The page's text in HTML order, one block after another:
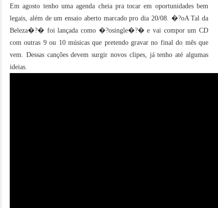
Em agosto tenho uma agenda cheia pra tocar em oportunidades bem
legais, além de um ensaio aberto marcado pro dia 20/08. �?oA Tal da
Beleza�?� foi lançada como �?osingle�?� e vai compor um CD
com outras 9 ou 10 músicas que pretendo gravar no final do mês que
vem. Dessas canções devem surgir novos clipes, já tenho até algumas
ideias.